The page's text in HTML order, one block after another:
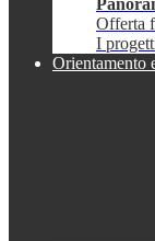
Offerta
I
Orientamento